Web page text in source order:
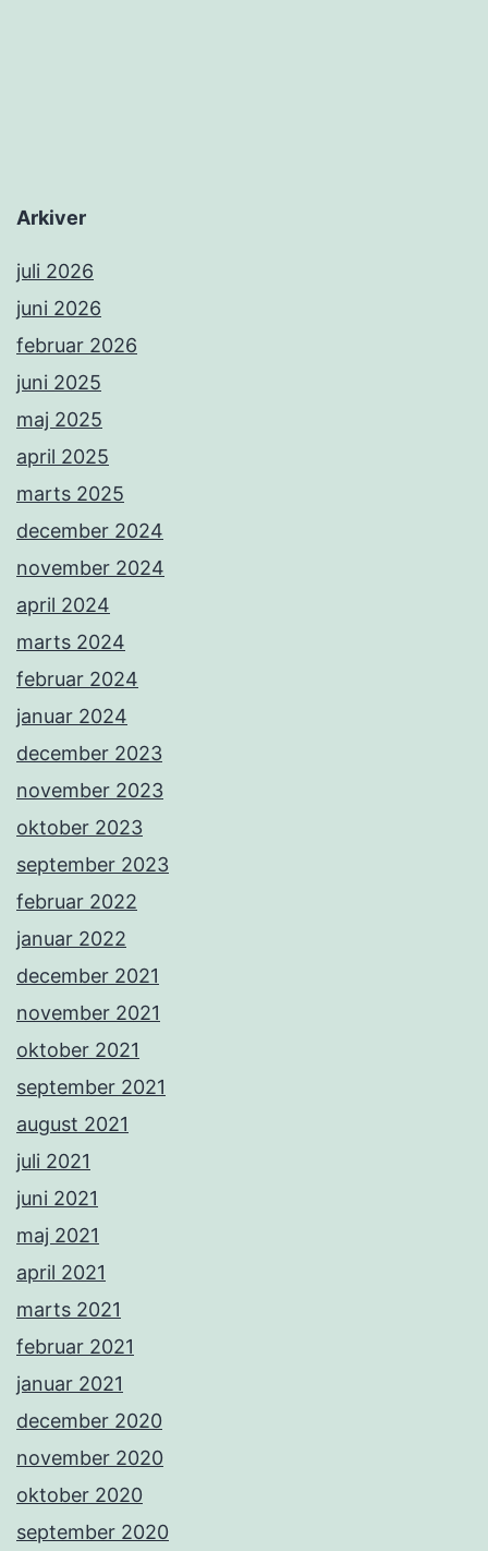
Arkiver
juli 2026
juni 2026
februar 2026
juni 2025
maj 2025
april 2025
marts 2025
december 2024
november 2024
april 2024
marts 2024
februar 2024
januar 2024
december 2023
november 2023
oktober 2023
september 2023
februar 2022
januar 2022
december 2021
november 2021
oktober 2021
september 2021
august 2021
juli 2021
juni 2021
maj 2021
april 2021
marts 2021
februar 2021
januar 2021
december 2020
november 2020
oktober 2020
september 2020